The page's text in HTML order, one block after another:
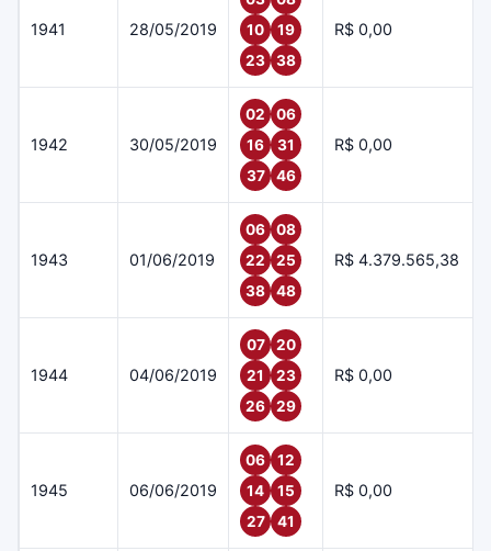
1941 28/05/2019
10
19
23
38
R$ 0,00
1942 30/05/2019
02
06
16
31
37
46
R$ 0,00
1943 01/06/2019
06
08
22
25
38
48
R$ 4.379.565,38
1944 04/06/2019
07
20
21
23
26
29
R$ 0,00
1945 06/06/2019
06
12
14
15
27
41
R$ 0,00